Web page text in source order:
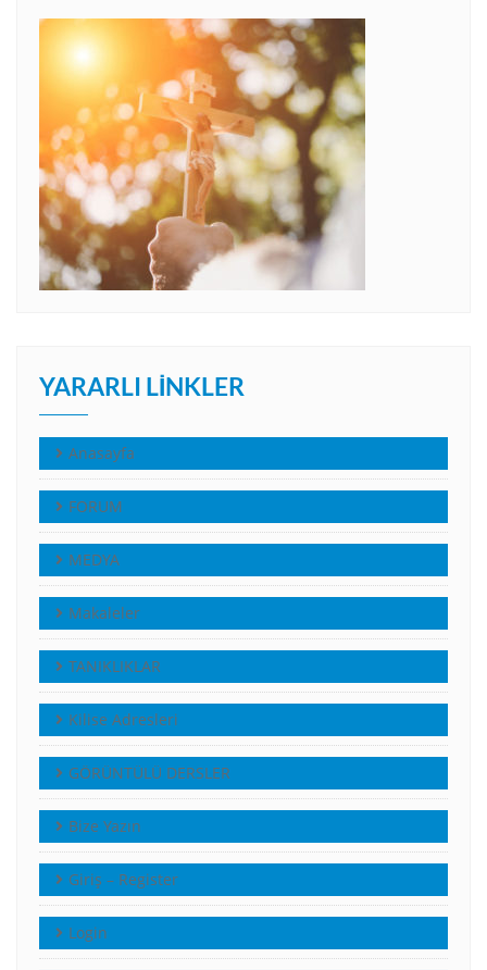
YARARLI LINKLER
Anasayfa
FORUM
MEDYA
Makaleler
TANIKLIKLAR
Kilise Adresleri
GÖRÜNTÜLÜ DERSLER
Bize Yazın
Giriş – Register
Login